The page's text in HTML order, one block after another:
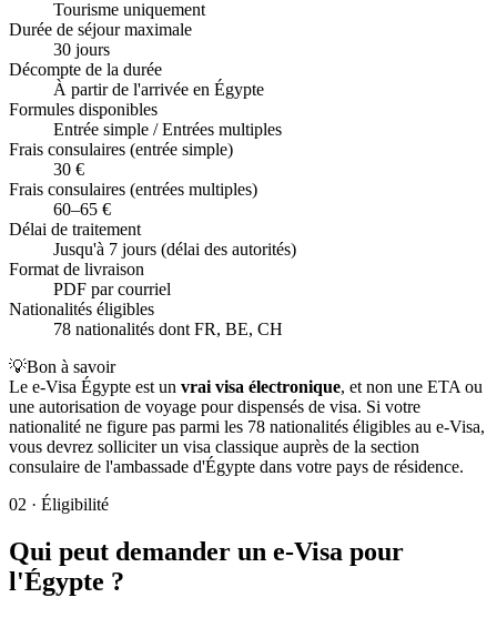
Tourisme uniquement
Durée de séjour maximale
30 jours
Décompte de la durée
À partir de l'arrivée en Égypte
Formules disponibles
Entrée simple / Entrées multiples
Frais consulaires (entrée simple)
30 €
Frais consulaires (entrées multiples)
60–65 €
Délai de traitement
Jusqu'à 7 jours (délai des autorités)
Format de livraison
PDF par courriel
Nationalités éligibles
78 nationalités dont FR, BE, CH
💡Bon à savoir
Le e-Visa Égypte est un vrai visa électronique, et non une ETA ou
une autorisation de voyage pour dispensés de visa. Si votre
nationalité ne figure pas parmi les 78 nationalités éligibles au e-Visa,
vous devrez solliciter un visa classique auprès de la section
consulaire de l'ambassade d'Égypte dans votre pays de résidence.
02 · Éligibilité
Qui peut demander un e-Visa pour
l'Égypte ?